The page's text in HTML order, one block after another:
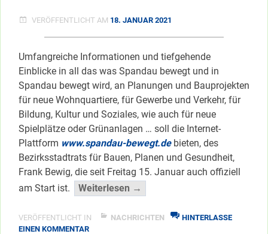
VERÖFFENTLICHT AM 18. JANUAR 2021
Umfangreiche Informationen und tiefgehende
Einblicke in all das was Spandau bewegt und in
Spandau bewegt wird, an Planungen und Bauprojekten
für neue Wohnquartiere, für Gewerbe und Verkehr, für
Bildung, Kultur und Soziales, wie auch für neue
Spielplätze oder Grünanlagen … soll die Internet-
Plattform www.spandau-bewegt.debieten, des
Bezirksstadtrats für Bauen, Planen und Gesundheit,
Frank Bewig, die seit Freitag 15. Januar auch offiziell
am Start ist.
Weiterlesen →
Spandauer
VERÖFFENTLICHT IN NACHRICHTEN
HINTERLASSE
EINEN KOMMENTARZU